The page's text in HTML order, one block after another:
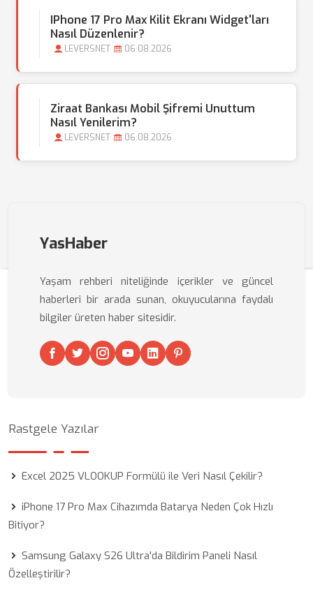
IPhone 17 Pro Max Kilit Ekranı Widget'ları
Nasıl Düzenlenir?
LEVERSNET 06.08.2026
Ziraat Bankası Mobil Şifremi Unuttum
Nasıl Yenilerim?
LEVERSNET 06.08.2026
YasHaber
Yaşam rehberi niteliğinde içerikler ve güncel
haberleri bir arada sunan, okuyucularına faydalı
bilgiler üreten haber sitesidir.
Rastgele Yazılar
Excel 2025 VLOOKUP Formülü ile Veri Nasıl Çekilir?
iPhone 17 Pro Max Cihazımda Batarya Neden Çok Hızlı
Bitiyor?
Samsung Galaxy S26 Ultra'da Bildirim Paneli Nasıl
Özelleştirilir?